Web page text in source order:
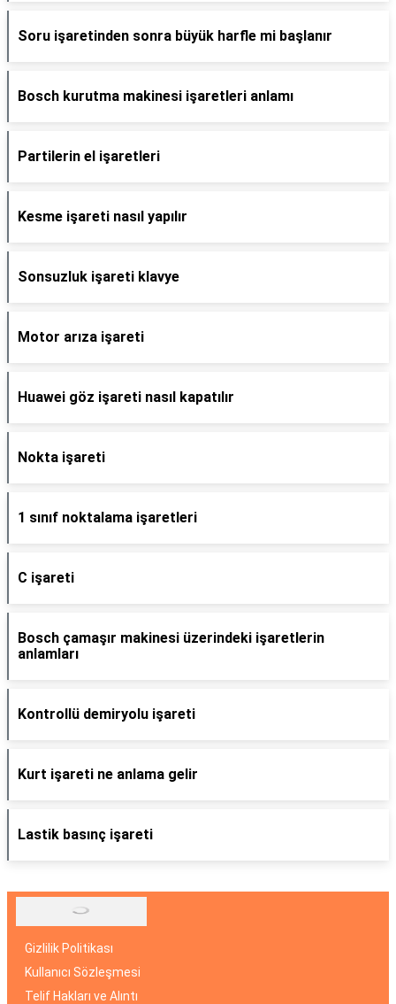
Soru işaretinden sonra büyük harfle mi başlanır
Bosch kurutma makinesi işaretleri anlamı
Partilerin el işaretleri
Kesme işareti nasıl yapılır
Sonsuzluk işareti klavye
Motor arıza işareti
Huawei göz işareti nasıl kapatılır
Nokta işareti
1 sınıf noktalama işaretleri
C işareti
Bosch çamaşır makinesi üzerindeki işaretlerin
anlamları
Kontrollü demiryolu işareti
Kurt işareti ne anlama gelir
Lastik basınç işareti
Gizlilik Politikası
Kullanıcı Sözleşmesi
Telif Hakları ve Alıntı